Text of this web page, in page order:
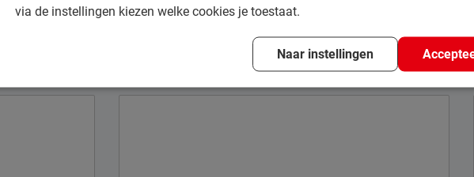
via de instellingen kiezen welke cookies je toestaat.
Naar instellingen